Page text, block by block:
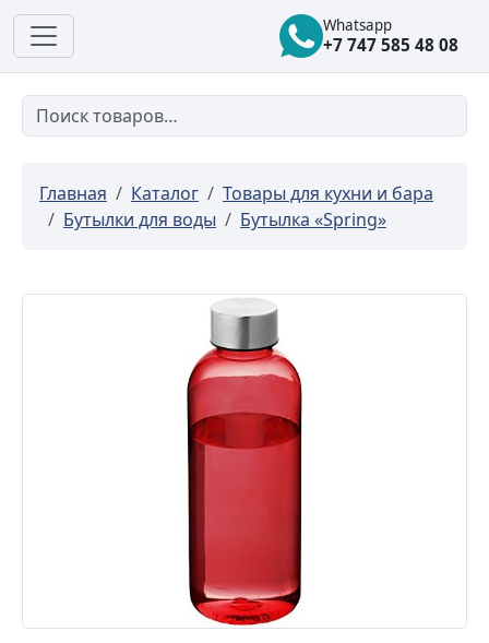
Whatsapp
+7 747 585 48 08
Главная Каталог
Товары для кухни и бара
Бутылки для воды
Бутылка «Spring»